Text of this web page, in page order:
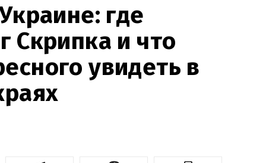
где
Скрипка и что
увидеть в